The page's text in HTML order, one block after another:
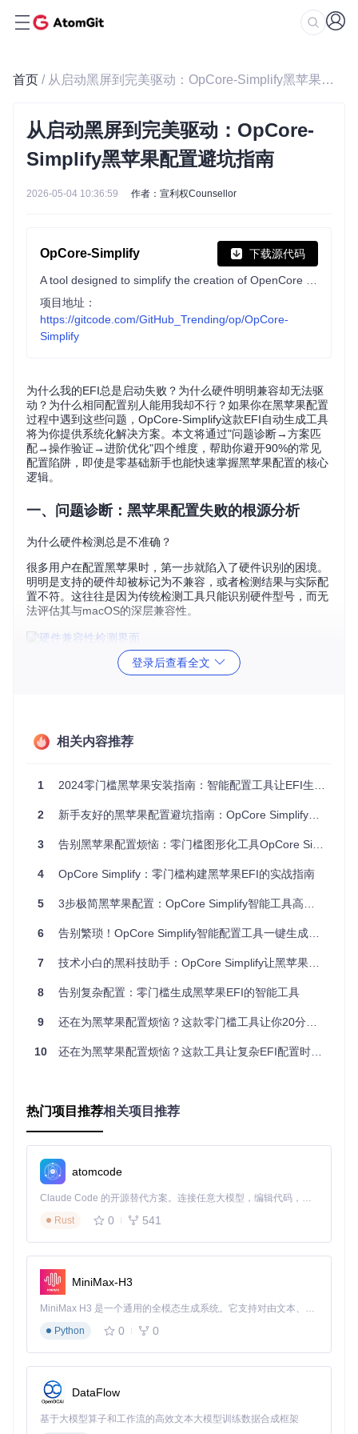
首页 / 从启动黑屏到完美驱动：OpCore-Simplify黑苹果配置避坑指南
从启动黑屏到完美驱动：OpCore-
Simplify黑苹果配置避坑指南
2026-05-04 10:36:59 作者：宣利权Counsellor
OpCore-Simplify 下载源代码
项目地址：
https://gitcode.com/GitHub_Trending/op/OpCore-
Simplify
为什么我的EFI总是启动失败？为什么硬件明明兼容却无法驱
动？为什么相同配置别人能用我却不行？如果你在黑苹果配置
过程中遇到这些问题，OpCore-Simplify这款EFI自动生成工具
将为你提供系统化解决方案。本文将通过"问题诊断→方案匹
配→操作验证→进阶优化"四个维度，帮助你避开90%的常见
配置陷阱，即使是零基础新手也能快速掌握黑苹果配置的核心
逻辑。
一、问题诊断：黑苹果配置失败的根源分析
为什么硬件检测总是不准确？
很多用户在配置黑苹果时，第一步就陷入了硬件识别的困境。
明明是支持的硬件却被标记为不兼容，或者检测结果与实际配
置不符。这往往是因为传统检测工具只能识别硬件型号，而无
法评估其与macOS的深层兼容性。
OpCore-Simplify采用"硬件适配三维评估模型"，从三个维度全
面分析硬件兼容性：
社区兼容性：同类硬件的用户反馈和成功案例
acOS High Sierra 10.13到macOS Tahoe 26的全系列系统，
种精准的评估为后续配置提供了可靠依据。
经验提炼
硬件兼容性不是简单的"支持/不支持"二元判断
集成显卡通常比独立显卡有更好的兼容性
处理器代际是兼容性的关键指标，Intel 8代及以上CPU支持
更完善
二、方案匹配：基于硬件特征的最佳配置策略
如何为不同硬件组合选择最优配置方案？
面对复杂的硬件组合，新手往往不知道该如何选择合适的配置
能影响最终结果。OpCore-Simplify的决策树引导式操作流程
选择目标系统版本
条件：硬件支持范围和功能需求
行动：在配置界面选择macOS版本
预期结果：系统自动过滤不兼容的配置选项
ACPI补丁配置
预期结果：根据硬件报告推荐必要的ACPI补丁
内核扩展管理
条件：硬件组件和系统版本
预期结果：仅加载必要的内核扩展，减少冲突风险
音频布局设置
条件：声卡型号和Codec布局
登录后查看全文
相关内容推荐
1 2024零门槛黑苹果安装指南：智能配置工具让EFI生成从未如此简单
2 新手友好的黑苹果配置避坑指南：OpCore Simplify工具轻松制作EFI文件
3 告别黑苹果配置烦恼：零门槛图形化工具OpCore Simplify实战指南
4 OpCore Simplify：零门槛构建黑苹果EFI的实战指南
5 3步极简黑苹果配置：OpCore Simplify智能工具高效上手指南
6 告别繁琐！OpCore Simplify智能配置工具一键生成黑苹果EFI
7 技术小白的黑科技助手：OpCore Simplify让黑苹果配置不再难
8 告别复杂配置：零门槛生成黑苹果EFI的智能工具
9 还在为黑苹果配置烦恼？这款零门槛工具让你20分钟搞定OpenCore EFI
10 还在为黑苹果配置烦恼？这款工具让复杂EFI配置时间从3天缩短到3小时
热门项目推荐相关项目推荐
atomcode
Claude Code 的开源替代方案。连接任意大模型，编辑代码，运行命令，自动验证 — 全自动执行。用 Rust 构建，极致性能。 ｜ An open-source alternative to Claude Code. Connect any LLM, edit code, run commands, and verify changes — autonomously. Built in Rust for speed. Get Started
Rust
0 541
MiniMax-H3
MiniMax H3 是一个通用的全模态生成系统。它支持对由文本、图像、视频和音频组成的多模态上下文进行统一理解，并能生成分辨率高达 2K、时长可达 15 秒的带原生立体声音频的视频。得益于面向任务泛化的系统设计，H3 在预训练阶段就已具备广泛的多模态上下文理解与生成能力，能够出色地执行复杂的多模态指令。
Python
0 0
DataFlow
基于大模型算子和工作流的高效文本大模型训练数据合成框架